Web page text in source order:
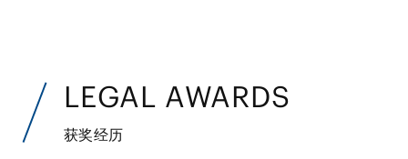
LEGAL AWARDS
获奖经历